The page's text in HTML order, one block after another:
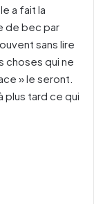
a fait la
de bec par
sans lire
choses qui ne
» le seront.
plus tard ce qui